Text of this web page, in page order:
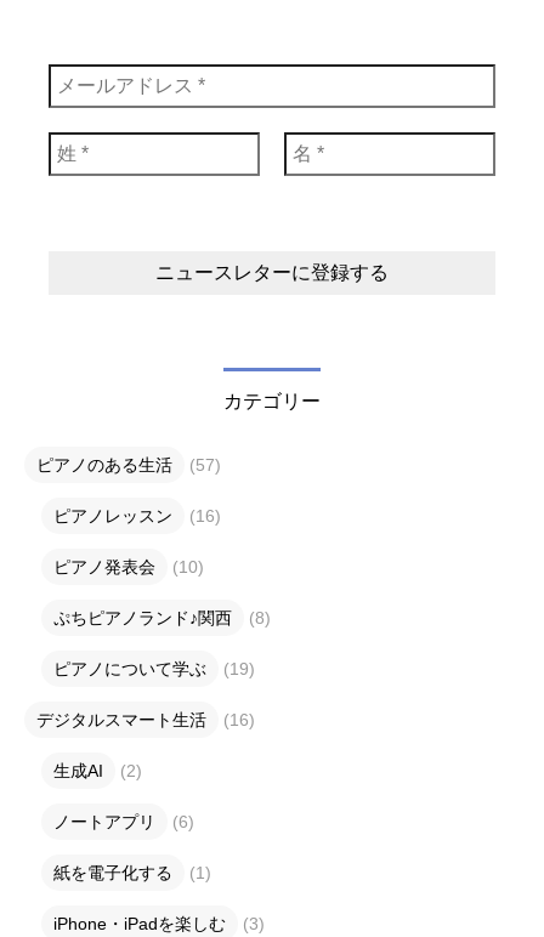
カテゴリー
ピアノのある生活 (57)
ピアノレッスン (16)
ピアノ発表会 (10)
ぷちピアノランド♪関西 (8)
ピアノについて学ぶ (19)
デジタルスマート生活 (16)
生成AI (2)
ノートアプリ (6)
紙を電子化する (1)
iPhone・iPadを楽しむ (3)